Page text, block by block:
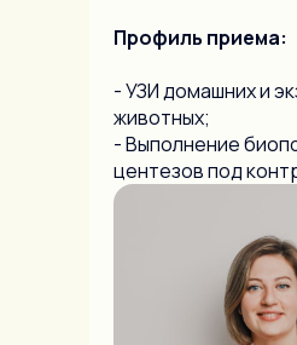
Профиль приема:
- УЗИ домашних и
животных;
- Выполнение
центезов под